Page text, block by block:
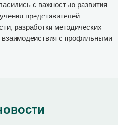
с важностью развития
представителей
разработки методических
с профильными